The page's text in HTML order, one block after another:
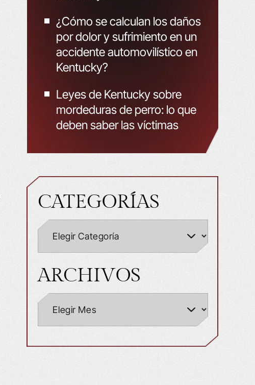
¿Cómo se calculan los daños
por dolor y sufrimiento en un
accidente automovilístico en
Kentucky?
Leyes de Kentucky sobre
mordeduras de perro: lo que
deben saber las víctimas
CATEGORÍAS
ARCHIVOS